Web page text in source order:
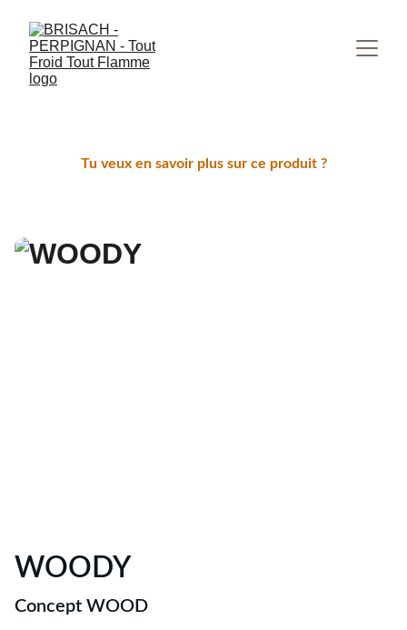
Tu veux en savoir plus sur ce produit ?
WOODY
Concept WOOD